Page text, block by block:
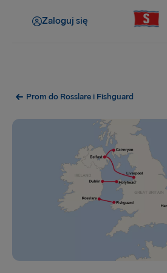
Zaloguj się
Prom do Rosslare i Fishguard